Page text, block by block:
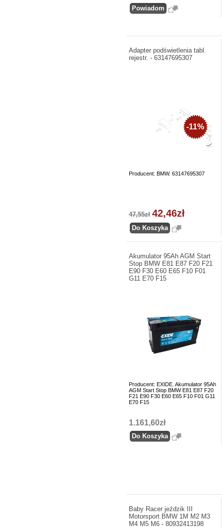
Adapter podświetlenia tabl.
rejestr. - 63147695307
Producent: BMW. 63147695307
-11%
47,55zł 42,46zł
Akumulator 95Ah AGM Start
Stop BMW E81 E87 F20 F21
E90 F30 E60 E65 F10 F01
G11 E70 F15
Producent: EXIDE. Akumulator 95Ah
AGM Start Stop BMW E81 E87 F20
F21 E90 F30 E60 E65 F10 F01 G11
E70 F15
1.161,60zł
Baby Racer jeździk III
Motorsport BMW 1M M2 M3
M4 M5 M6 - 80932413198